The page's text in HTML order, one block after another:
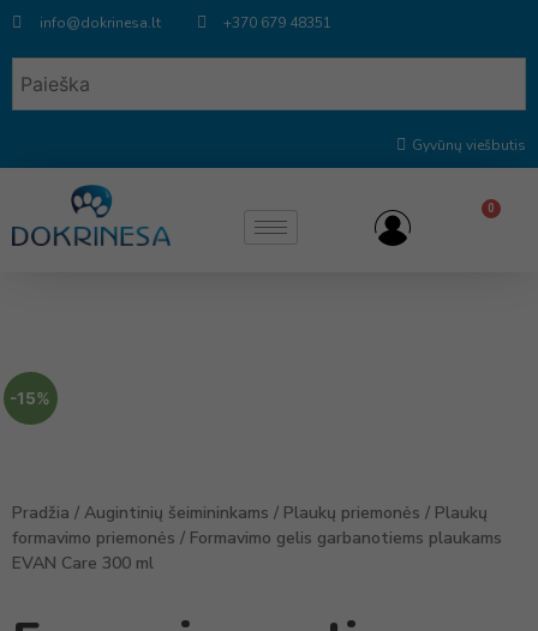
info@dokrinesa.lt +370 679 48351
Gyvūnų viešbutis
0
-15%
Pradžia / Augintinių šeimininkams / Plaukų priemonės / Plaukų
formavimo priemonės / Formavimo gelis garbanotiems plaukams
EVAN Care 300 ml